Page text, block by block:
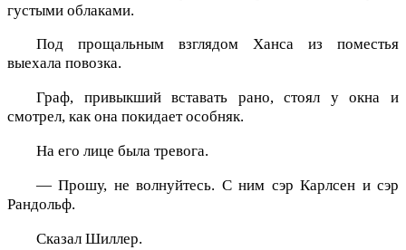
густыми облаками.
Под прощальным взглядом Ханса из поместья
выехала повозка.
Граф, привыкший вставать рано, стоял у окна и
смотрел, как она покидает особняк.
На его лице была тревога.
— Прошу, не волнуйтесь. С ним сэр Карлсен и сэр
Рандольф.
Сказал Шиллер.